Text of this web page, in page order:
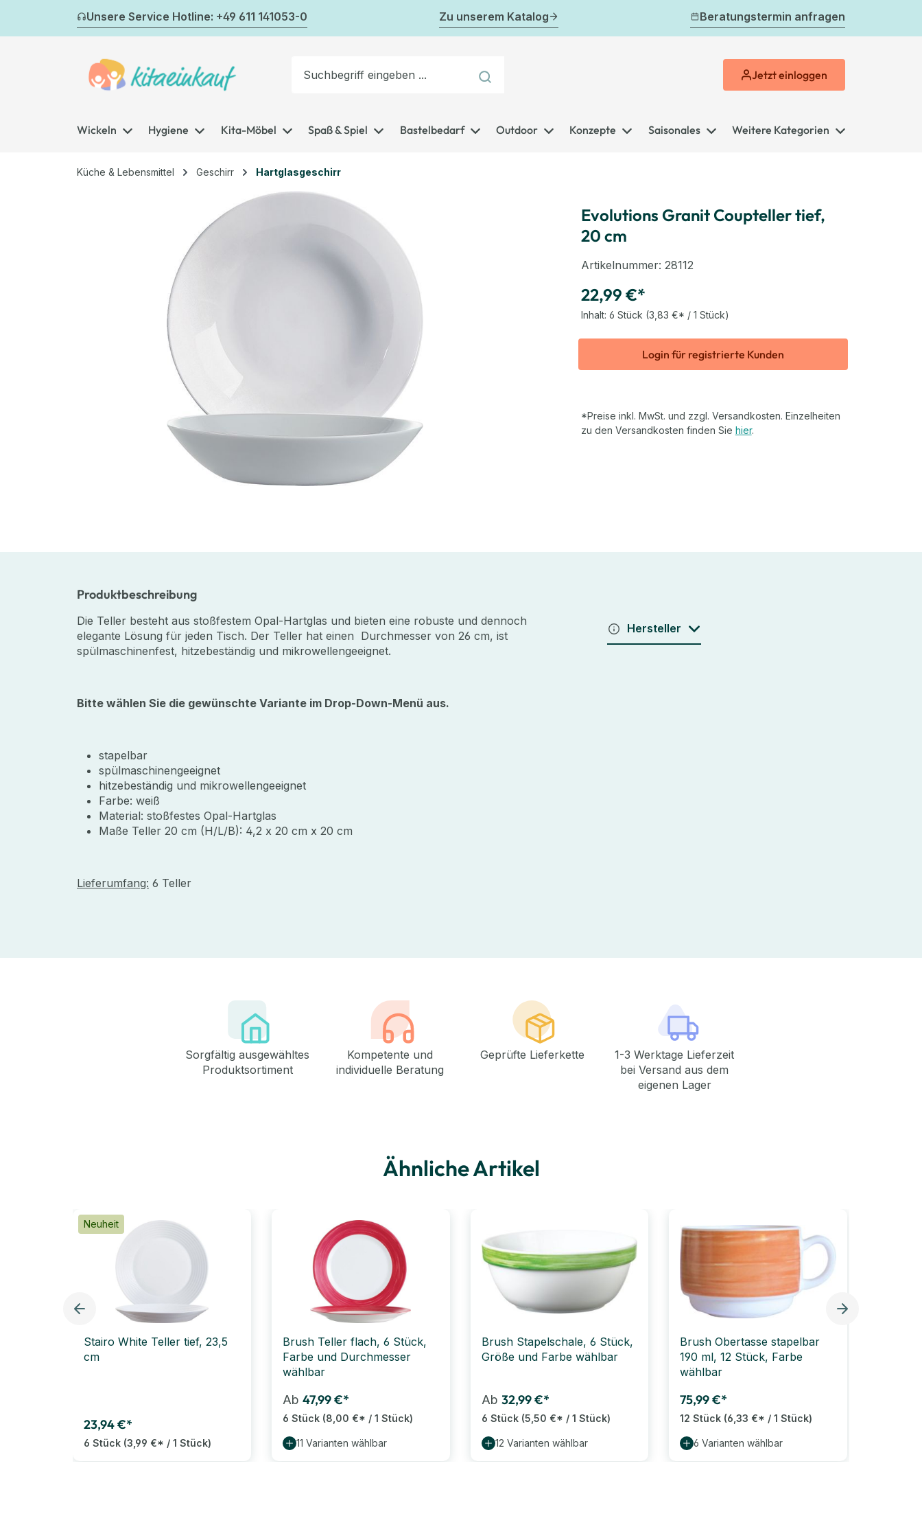
Hauptinhalt springen
Zur Suche springen
Zur Hauptnavigation springen
Unsere Service Hotline: +49 611 141053-0 Zu unserem Katalog Beratungstermin anfragen
Jetzteinloggen
Wickeln Hygiene Kita-Möbel Spaß & Spiel Bastelbedarf Outdoor Konzepte Saisonales Weitere Kategorien
Küche & Lebensmittel Geschirr Hartglasgeschirr
Evolutions Granit Coupteller tief,
20 cm
Artikelnummer: 28112
22,99 €*
Inhalt: 6 Stück (3,83 €* / 1 Stück)
Login für registrierte Kunden
*Preise inkl. MwSt. und zzgl. Versandkosten. Einzelheiten
zu den Versandkosten finden Sie hier.
Produktbeschreibung
Die Teller besteht aus stoßfestem Opal-Hartglas und bieten eine robuste und dennoch
elegante Lösung für jeden Tisch. Der Teller hat einen Durchmesser von 26 cm, ist
spülmaschinenfest, hitzebeständig und mikrowellengeeignet.
Bitte wählen Sie die gewünschte Variante im Drop-Down-Menü aus.
stapelbar
spülmaschinengeeignet
hitzebeständig und mikrowellengeeignet
Farbe: weiß
Material: stoßfestes Opal-Hartglas
Maße Teller 20 cm (H/L/B): 4,2 x 20 cm x 20 cm
Lieferumfang: 6 Teller
Hersteller
Sorgfältig ausgewähltes
Produktsortiment
Kompetente und
individuelle Beratung
Geprüfte Lieferkette
1-3 Werktage Lieferzeit
bei Versand aus dem
eigenen Lager
Ähnliche Artikel
Neuheit
Stairo White Teller tief, 23,5
cm
23,94 €*
6 Stück (3,99 €* / 1 Stück)
Brush Teller flach, 6 Stück,
Farbe und Durchmesser
wählbar
Ab 47,99 €*
6 Stück (8,00 €* / 1 Stück)
11 Varianten wählbar
Brush Stapelschale, 6 Stück,
Größe und Farbe wählbar
Ab 32,99 €*
6 Stück (5,50 €* / 1 Stück)
12 Varianten wählbar
Brush Obertasse stapelbar
190 ml, 12 Stück, Farbe
wählbar
75,99 €*
12 Stück (6,33 €* / 1 Stück)
6 Varianten wählbar